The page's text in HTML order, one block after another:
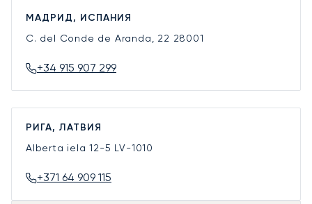
МАДРИД, ИСПАНИЯ
C. del Conde de Aranda, 22 28001
+34 915 907 299
РИГА, ЛАТВИЯ
Alberta iela 12-5 LV-1010
+371 64 909 115